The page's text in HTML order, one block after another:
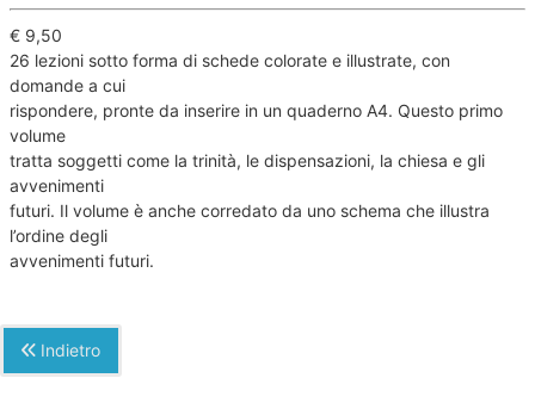
€ 9,50
26 lezioni sotto forma di schede colorate e illustrate, con
domande a cui
rispondere, pronte da inserire in un quaderno A4. Questo primo
volume
tratta soggetti come la trinità, le dispensazioni, la chiesa e gli
avvenimenti
futuri. Il volume è anche corredato da uno schema che illustra
l’ordine degli
avvenimenti futuri.
Indietro